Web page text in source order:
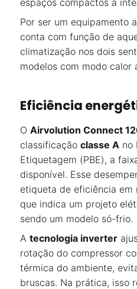
espaços compactos a
Por ser um equipamento
conta com função de
climatização nos dois
modelos com modo calor
Eficiência
O Airvolution Connect
classificação classe A no
Etiquetagem (PBE), a
disponível. Esse
etiqueta de eficiência em
que indica um projeto
sendo um modelo só-frio.
A tecnologia inverter
rotação do compressor
térmica do ambiente,
bruscas. Na prática, isso